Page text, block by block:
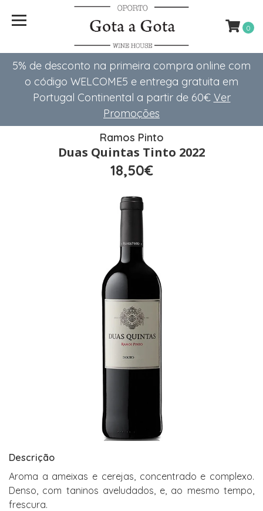
5% de desconto na primeira compra online com
o código WELCOME5 e entrega gratuita em
Portugal Continental a partir de 60€ Ver
Promoções
0
Ramos Pinto
Duas Quintas Tinto 2022
18,50€
Descrição
Aroma a ameixas e cerejas, concentrado e complexo.
Denso, com taninos aveludados, e, ao mesmo tempo,
frescura.